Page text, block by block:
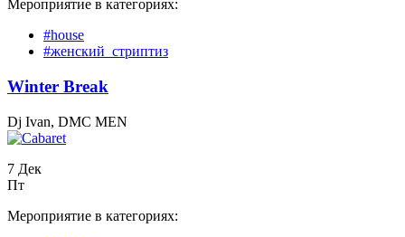
Мероприятие в категориях:
#house
#женский_стриптиз
Winter Break
Dj Ivan, DMC MEN
7 Дек
Пт
Мероприятие в категориях: